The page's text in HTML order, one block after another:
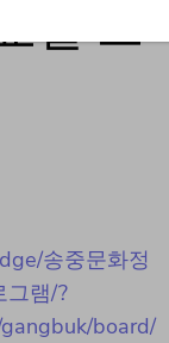
실 프
송중문화정
그램/?
board/